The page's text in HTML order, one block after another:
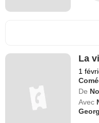
La
1
De
Avec